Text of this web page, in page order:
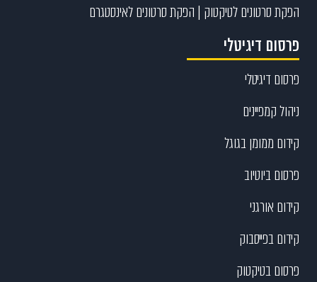
הפקת סרטונים לטיקטוק | הפקת סרטונים לאינסטגרם
פרסום דיגיטלי
פרסום דיגיטלי
ניהול קמפיינים
קידום ממומן בגוגל
פרסום ביוטיוב
קידום אורגני
קידום בפייסבוק
פרסום בטיקטוק